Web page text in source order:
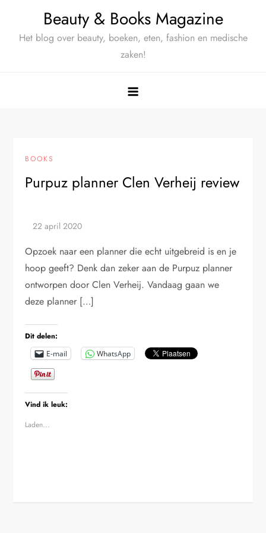
Beauty & Books Magazine
Het blog over beauty, boeken, eten, fashion en medische
zaken!
BOOKS
Purpuz planner Clen Verheij review
Opzoek naar een planner die echt uitgebreid is en je
hoop geeft? Denk dan zeker aan de Purpuz planner
ontworpen door Clen Verheij. Vandaag gaan we
deze planner […]
Dit delen:
E-mail WhatsApp
Vind ik leuk:
Laden...